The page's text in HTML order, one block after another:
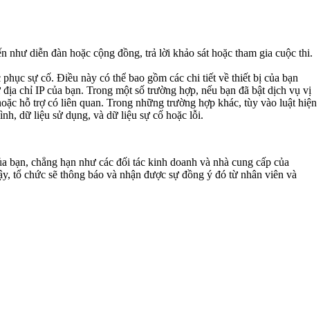
diễn đàn hoặc cộng đồng, trả lời khảo sát hoặc tham gia cuộc thi.
sự cố. Điều này có thể bao gồm các chi tiết về thiết bị của bạn
chỉ IP của bạn. Trong một số trường hợp, nếu bạn đã bật dịch vụ vị
hỗ trợ có liên quan. Trong những trường hợp khác, tùy vào luật hiện
dữ liệu sử dụng, và dữ liệu sự cố hoặc lỗi.
chẳng hạn như các đối tác kinh doanh và nhà cung cấp của
tổ chức sẽ thông báo và nhận được sự đồng ý đó từ nhân viên và